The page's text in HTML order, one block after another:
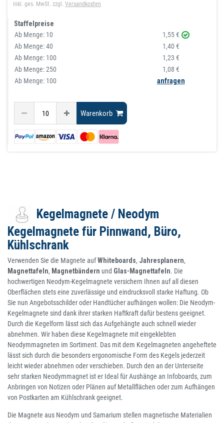
inkl. ges. MwSt. zzgl.Versandkosten
Staffelpreise
Ab Menge: 10
1,55 €
Ab Menge:40
1,40 €
Ab Menge: 100
1,23 €
Ab Menge:250
1,08 €
Ab Menge: 100
anfragen
Warenkorb
Kegelmagnete / Neodym
Kegelmagnete für Pinnwand, Büro,
Kühlschrank
Verwenden Sie die Magnete aufWhiteboards, Jahresplanern,
Magnettafeln, Magnetbändern und Glas-Magnettafeln. Die
hochwertigen Neodym-Kegelmagnete versichern Ihnen auf all diesen
Oberflächen stets eine zuverlässige und eindrucksvoll starke Haftung. Ob
Sie nun Angebotsschilder oder Handtücher aufhängen wollen: Die Neodym-
Kegelmagnete sind dank ihrer starken Haftkraft dafür bestens geeignet.
Durch die Kegelform lässt sich das Aufgehängte auch schnell wieder
abnehmen. Wir haben diese Kegelmagnete mit eingeklebten
Neodymmagneten im Sortiment. Das mit dem Kegelmagneten angeheftete
lässt sich durch die besonders ergonomische Form des Kegels jederzeit
leicht wieder abnehmen oder verschieben. Durch den an der Unterseite
sehr starken Neodymmagnet ist er Ideal für Aushänge an Infoboards, zum
Anbringen von Notizen oder Plänen auf Metallflächen oder zum Aufhängen
von Postkarten am Kühlschrank geeignet.
Die Magnete aus Neodym und Samarium stellen magnetische Materialien